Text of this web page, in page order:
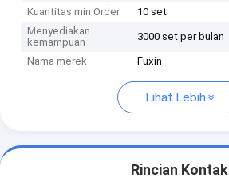
Kuantitas min Order
10 set
Menyediakan
kemampuan
3000 set per bulan
Nama merek Fuxin
Lihat Lebih
Rincian Kontak